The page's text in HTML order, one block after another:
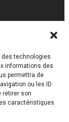
des technologies
informations des
permettra de
ou les ID
retirer son
caractéristiques